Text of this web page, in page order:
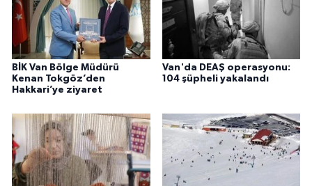
BİK Van Bölge Müdürü
Kenan Tokgöz’den
Hakkari’ye ziyaret
Van'da DEAŞ operasyonu:
104 şüpheli yakalandı